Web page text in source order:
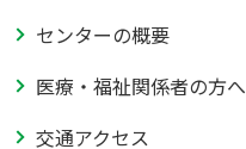
センターの概要
医療・福祉関係者の方へ
交通アクセス